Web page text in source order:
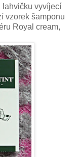
lahvičku vyvíjecí
vzorek šamponu
Royal cream,